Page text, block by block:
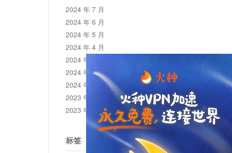
2024 年 7 月
2024 年 6 月
2024 年 5 月
2024 年 4 月
2024 年 3 月
2024 年 2 月
2024 年 1 月
2023 年 12 月
2023 年 11 月
标签